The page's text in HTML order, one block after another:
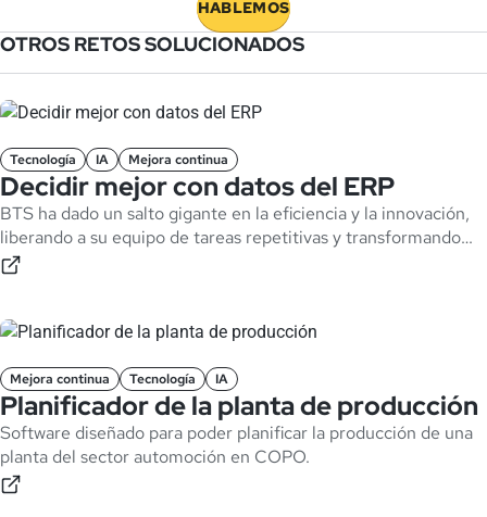
HABLEMOS
OTROS RETOS SOLUCIONADOS
Tecnología IA Mejora continua
Decidir mejor con datos del ERP
BTS ha dado un salto gigante en la eficiencia y la innovación,
liberando a su equipo de tareas repetitivas y transformando
datos en decisiones que impulsan el negocio en tiempo real.
Mejora continua Tecnología IA
Planificador de la planta de producción
Software diseñado para poder planificar la producción de una
planta del sector automoción en COPO.